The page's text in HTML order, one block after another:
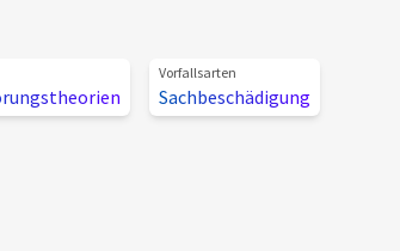
Vorfallsarten
Sachbeschädigung